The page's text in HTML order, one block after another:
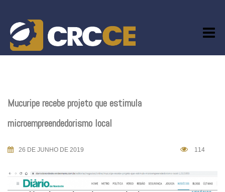
content
Mucuripe recebe projeto que estimula
microempreendedorismo local
26 DE JUNHO DE 2019 114